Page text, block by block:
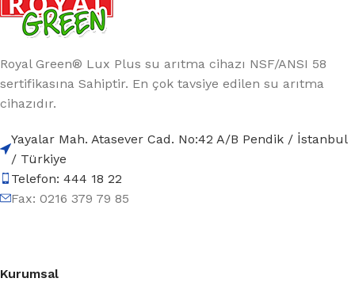
Royal Green® Lux Plus su arıtma cihazı NSF/ANSI 58
sertifikasına Sahiptir. En çok tavsiye edilen su arıtma
cihazıdır.
Yayalar Mah. Atasever Cad. No:42 A/B Pendik / İstanbul
/ Türkiye
Telefon: 444 18 22
Fax: 0216 379 79 85
Kurumsal